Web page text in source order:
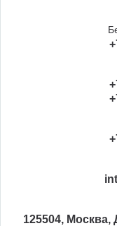
125504, Москва,